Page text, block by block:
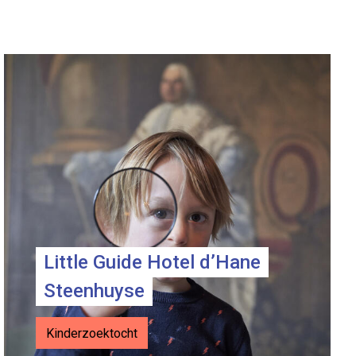
Litt­le Gui­de Bel­fort
Little Guide Hotel d’Hane
Steenhuyse
Kinderzoektocht